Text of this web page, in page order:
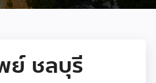
ย์ ชลบุรี